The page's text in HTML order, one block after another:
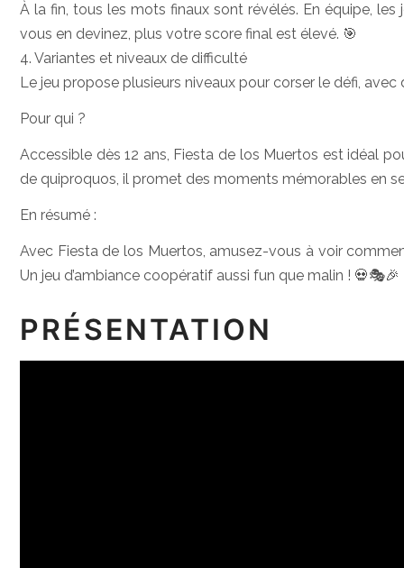
À la fin, tous les mots finaux sont révélés. En équipe,
vous en devinez, plus votre score final est élevé. 🎯
4. Variantes et niveaux de difficulté
Le jeu propose plusieurs niveaux pour corser le défi,
Pour qui ?
Accessible dès 12 ans, Fiesta de los Muertos est idéal
de quiproquos, il promet des moments mémorables en
En résumé :
Avec Fiesta de los Muertos, amusez-vous à voir
Un jeu d’ambiance coopératif aussi fun que malin ! 💀🎭🎉
PRÉSENTATION